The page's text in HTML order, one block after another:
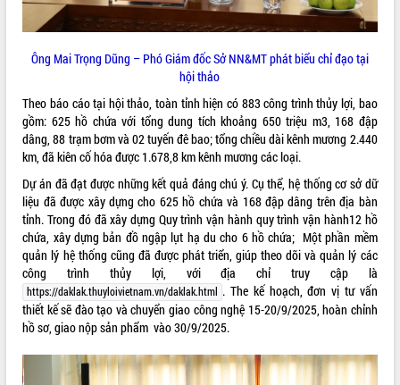
Hội nghị UBND tỉnh Đắk Lắk thường kỳ
tháng 7/2026
Lễ truy tặng danh hiệu “Bà Mẹ Việt
Nam Anh hùng” và trao Huân chương
UBND tỉnh Đắk Lắk triển khai nhiệm
vụ 6 tháng cuối năm 2026
Kỳ họp thứ Hai, Hội đồng nhân dân
tỉnh khóa XI quyết nghị nhiều nội dung
quan trọng
Bí thư Tỉnh ủy Lương Nguyễn Minh
Triết thăm, tặng quà người có công với
cách mạng
Rà soát, hoàn thiện hệ thống thiết chế
văn hóa, thể thao đáp ứng yêu cầu
phát triển mới
Thường trực HĐND tỉnh Đắk Lắk gặp
mặt Đoàn chuyên gia y tế TP. Hồ Chí
Minh
Lễ truy điệu và an táng hài cốt liệt sĩ
ALBUM ẢNH
LIÊN KẾT WEB
THỐNG KÊ TRUY CẬP
Ông Mai Trọng Dũng – Phó Giám đốc Sở NN&MT phát biểu chỉ đạo tại
hội thảo
Theo báo cáo tại hội thảo, toàn tỉnh hiện có 883 công trình thủy lợi, bao
gồm: 625 hồ chứa với tổng dung tích khoảng 650 triệu m3, 168 đập
dâng, 88 trạm bơm và 02 tuyến đê bao; tổng chiều dài kênh mương 2.440
km, đã kiên cố hóa được 1.678,8 km kênh mương các loại.
Dự án đã đạt được những kết quả đáng chú ý. Cụ thể, hệ thống cơ sở dữ
liệu đã được xây dựng cho 625 hồ chứa và 168 đập dâng trên địa bàn
tỉnh. Trong đó đã xây dựng Quy trình vận hành quy trình vận hành12 hồ
chứa, xây dựng bản đồ ngập lụt hạ du cho 6 hồ chứa; Một phần mềm
quản lý hệ thống cũng đã được phát triển, giúp theo dõi và quản lý các
công trình thủy lợi, với địa chỉ truy cập là
https://daklak.thuyloivietnam.vn/daklak.html . The kế hoạch, đơn vị tư vấn
thiết kế sẽ đào tạo và chuyển giao công nghệ 15-20/9/2025, hoàn chỉnh
hồ sơ, giao nộp sản phẩm vào 30/9/2025.